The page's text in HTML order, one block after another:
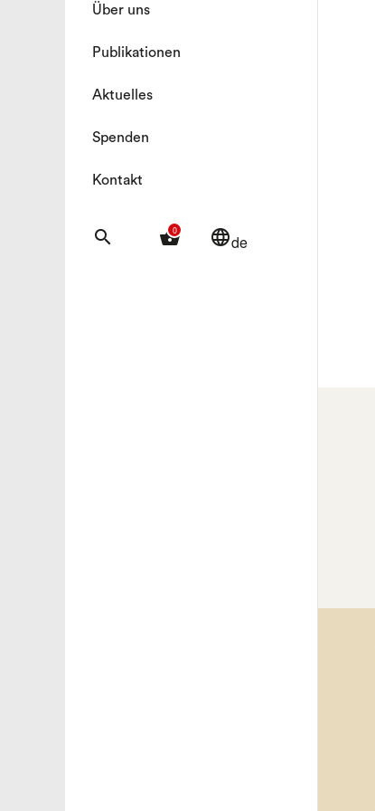
Über uns
Publikationen
Aktuelles
Spenden
Kontakt
search 0
shopping_basket languagede